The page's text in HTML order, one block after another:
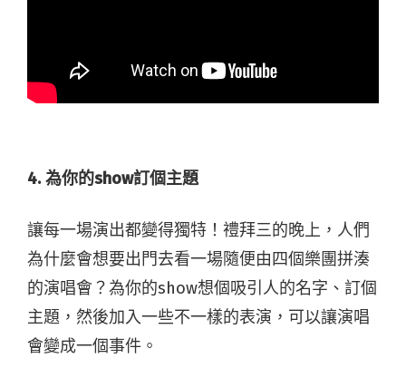
4. 為你的show訂個主題
讓每一場演出都變得獨特！禮拜三的晚上，人們
為什麼會想要出門去看一場隨便由四個樂團拼湊
的演唱會？為你的show想個吸引人的名字、訂個
主題，然後加入一些不一樣的表演，可以讓演唱
會變成一個事件。